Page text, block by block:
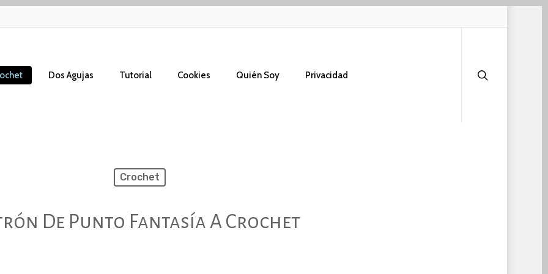
Dos Agujas Tutorial Cookies Quién Soy Privacidad
Crochet
De Punto Fantasía A Crochet